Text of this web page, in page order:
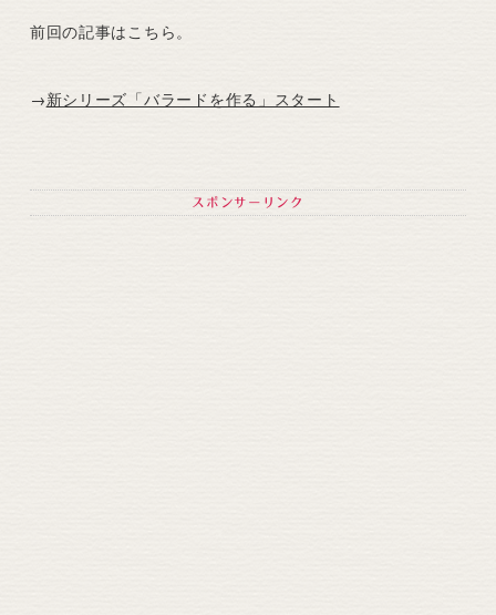
前回の記事はこちら。
→新シリーズ「バラードを作る」スタート
スポンサーリンク